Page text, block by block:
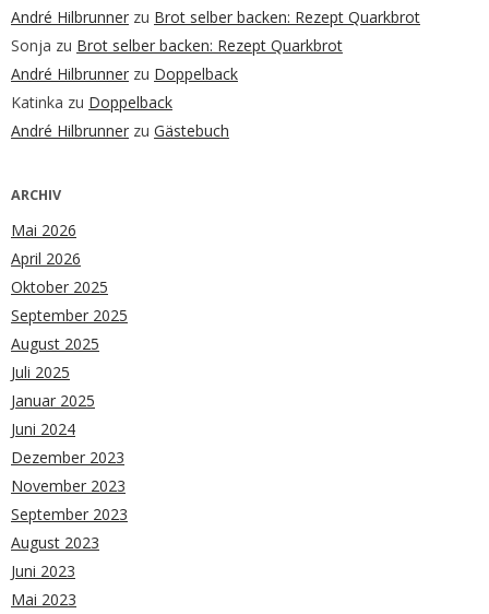
André Hilbrunner zu Brot selber backen: Rezept Quarkbrot
Sonja zu Brot selber backen: Rezept Quarkbrot
André Hilbrunner zu Doppelback
Katinka zu Doppelback
André Hilbrunner zu Gästebuch
ARCHIV
Mai 2026
April 2026
Oktober 2025
September 2025
August 2025
Juli 2025
Januar 2025
Juni 2024
Dezember 2023
November 2023
September 2023
August 2023
Juni 2023
Mai 2023